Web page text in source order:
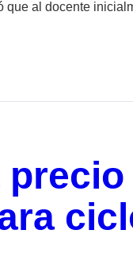
al docente